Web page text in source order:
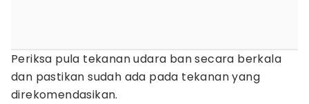
Periksa pula tekanan udara ban secara berkala
dan pastikan sudah ada pada tekanan yang
direkomendasikan.